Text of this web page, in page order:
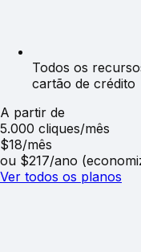
Todos os
cartão de crédito
A partir de
5.000 cliques/mês
$18/mês
ou $217/ano
Ver todos os planos